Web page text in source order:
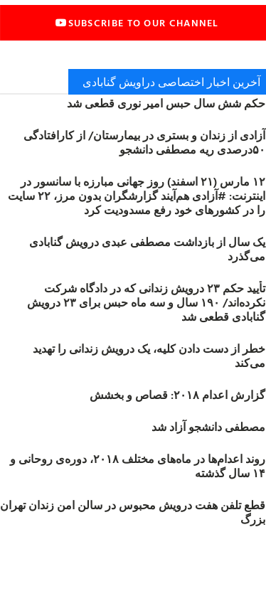
SUBSCRIBE TO OUR CHANNEL
آخرین اخبار اختصاصی دراویش گنابادی
حکم شش سال حبس امیر نوری قطعی شد
آزادی از زندان و بستری در بیمارستان/ از کارافتادگی
۵۰درصدی ریه مصطفی دانشجو
۱۲ مارس (۲۱ اسفند) روز جهانی مبارزه با سانسور در
اینترنت: #آزادی هم‌آیند گزارشگران‌ بدون مرز، ۲۲ سایت
را در کشورهای خود رفع مسدودیت کرد
یک سال از بازداشت مصطفی عبدی درویش گنابادی
می‌گذرد
تأیید حکم ۲۳ درویش زندانی که در دادگاه شرکت
نکرده‌اند/ ۱۹۰ سال و سه ماه حبس برای ۲۳ درویش
گنابادی قطعی شد
خطر از دست دادن کلیه، یک درویش زندانی را تهدید
می‌کند
گزارش اعدام ۲۰۱۸: قصاص و بخشش
مصطفی دانشجو آزاد شد
روند اعدام‌ها در ماه‌های مختلف ۲۰۱۸، دوره‌ی روحانی و
۱۴ سال گذشته
قطع تلفن هفت درویش محبوس در سالن امن زندان تهران
بزرگ